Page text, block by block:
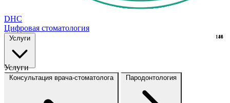
DHC
Цифровая стоматология
Услуги
Услуги
Консультация врача-стоматолога Пародонтология
16
148